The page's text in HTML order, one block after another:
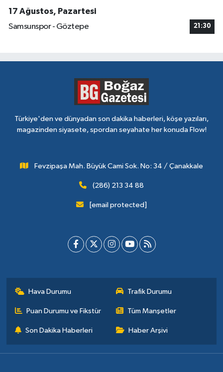
17 Ağustos, Pazartesi
Samsunspor - Göztepe
21:30
Türkiye'den ve dünyadan son dakika haberleri, köşe yazıları,
magazinden siyasete, spordan seyahate her konuda Flow!
Fevzipaşa Mah. Büyük Cami Sok. No: 34 / Çanakkale
(286) 213 34 88
[email protected]
Hava Durumu Trafik Durumu
Puan Durumu ve Fikstür Tüm Manşetler
Son Dakika Haberleri Haber Arşivi